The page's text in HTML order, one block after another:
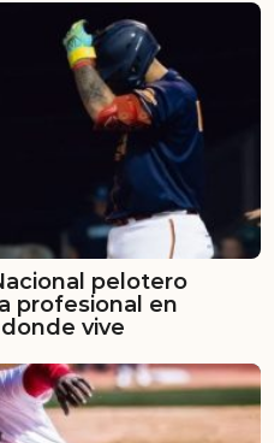
pelotero
profesional en
vive